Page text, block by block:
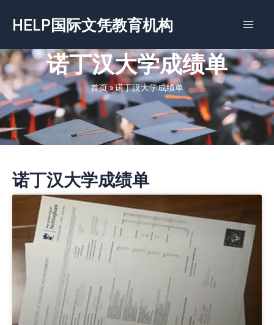
容
HELP国际文凭教育机构
诺丁汉大学成绩单
首页»诺丁汉大学成绩单
诺丁汉大学成绩单